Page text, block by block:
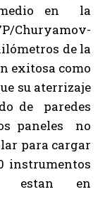
en la
de la
exitosa como
su aterrizaje
de paredes
paneles no
para cargar
instrumentos
estan en